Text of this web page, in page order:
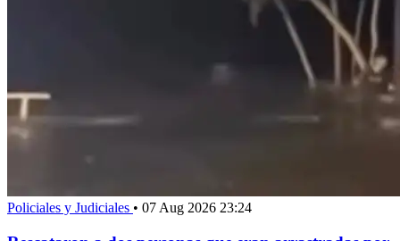
Policiales y Judiciales • 07 Aug 2026 23:24